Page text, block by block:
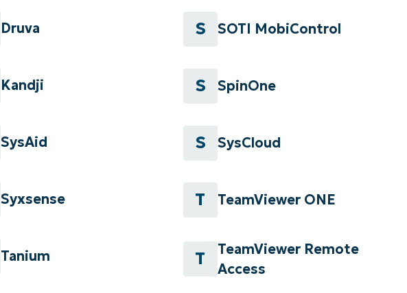
Druva
Kandji
SysAid
Syxsense
Tanium
S SOTI MobiControl
S SpinOne
S SysCloud
T TeamViewer ONE
T
TeamViewer Remote
Access